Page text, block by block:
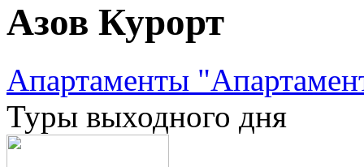
Азов Курорт
Апартаменты
Туры выходного дня